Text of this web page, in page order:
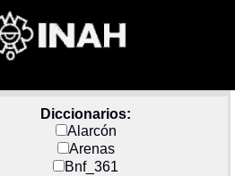
Diccionarios:
Alarcón
Arenas
Bnf_361